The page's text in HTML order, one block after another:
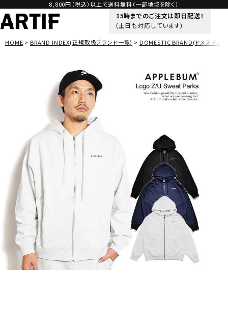
8,800円（税込）以上で送料無料（一部地域を除く）
15時までのご注文は即日配送！
(土日も対応しています)
HOME BRAND INDEX(正規取扱ブランド一覧) DOMESTIC BRAND(ドメスティッ